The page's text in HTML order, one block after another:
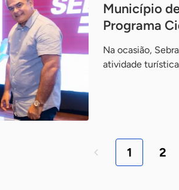
Município
Programa
Na ocasião,
atividade
1 2